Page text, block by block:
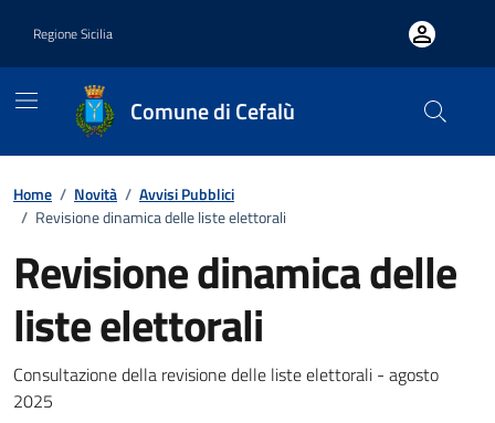
Regione Sicilia
Comune di Cefalù
Home / Novità / Avvisi Pubblici
/ Revisione dinamica delle liste elettorali
Revisione dinamica delle
liste elettorali
Dettagli della notizia
Consultazione della revisione delle liste elettorali - agosto
2025